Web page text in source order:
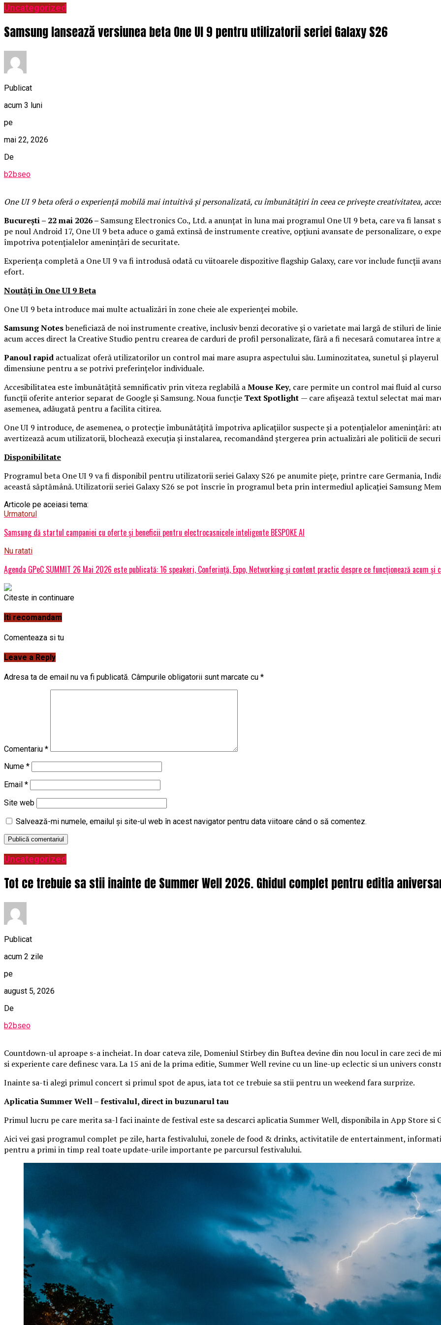
Uncategorized
Samsung lansează versiunea beta One UI 9 pentru utilizatorii seriei Galaxy S26
Publicat
acum 3 luni
pe
mai 22, 2026
De
b2bseo
One UI 9 beta oferă o experiență mobilă mai intuitivă și personalizată, cu îmbunătățiri în ceea ce privește creativitatea,
București – 22 mai 2026 – Samsung Electronics Co., Ltd. a anunțat în luna mai programul One UI 9 beta, care va fi lansat
pe noul Android 17, One UI 9 beta aduce o gamă extinsă de instrumente creative, opțiuni avansate de personalizare, o
împotriva potențialelor amenințări de securitate.
Experiența completă a One UI 9 va fi introdusă odată cu viitoarele dispozitive flagship Galaxy, care vor include funcții
efort.
Noutăți în One UI 9 Beta
One UI 9 beta introduce mai multe actualizări în zone cheie ale experienței mobile.
Samsung Notesbeneficiază de noi instrumente creative, inclusiv benzi decorative și o varietate mai largă de stiluri de
acum acces direct la Creative Studio pentru crearea de carduri de profil personalizate, fără a fi necesară comutarea între
Panoul rapid actualizat oferă utilizatorilor un control mai mare asupra aspectului său. Luminozitatea, sunetul și
dimensiune pentru a se potrivi preferințelor individuale.
Accesibilitatea este îmbunătățită semnificativ prin viteza reglabilă aMouse Key, care permite un control mai fluid al
funcții oferite anterior separat de Google și Samsung. Noua funcție Text Spotlight — care afișează textul selectat mai
asemenea, adăugată pentru a facilita citirea.
One UI 9 introduce, de asemenea, o protecție îmbunătățită împotriva aplicațiilor suspecte și a potențialelor amenințări:
avertizează acum utilizatorii, blochează execuția și instalarea, recomandând ștergerea prin actualizări ale politicii de
Disponibilitate
Programul beta One UI 9 va fi disponibil pentru utilizatorii seriei Galaxy S26 pe anumite piețe, printre care Germania,
această săptămână. Utilizatorii seriei Galaxy S26 se pot înscrie în programul beta prin intermediul aplicației Samsung
Articole pe aceiasi tema:
Urmatorul
Samsung dă startul campaniei cu oferte și beneficii pentru electrocasnicele inteligente BESPOKE AI
Nu ratati
Agenda GPeC SUMMIT 26 Mai 2026 este publicată: 16 speakeri, Conferință, Expo, Networking și content practic despre ce funcționează acum
Citeste in continuare
Iti recomandam
Comenteaza si tu
Leave a Reply
Adresa ta de email nu va fi publicată. Câmpurile obligatorii sunt marcate cu *
Comentariu *
Nume *
Email *
Site web
Salvează-mi numele, emailul și site-ul web în acest navigator pentru data viitoare când o să comentez.
Uncategorized
Tot ce trebuie sa stii inainte de Summer Well 2026. Ghidul complet pentru editia
Publicat
acum 2 zile
pe
august 5, 2026
De
b2bseo
Countdown-ul aproape s-a incheiat. In doar cateva zile, Domeniul Stirbey din Buftea devine din nou locul in care zeci de
si experiente care definesc vara. La 15 ani de la prima editie, Summer Well revine cu un line-up eclectic si un univers
Inainte sa-ti alegi primul concert si primul spot de apus, iata tot ce trebuie sa stii pentru un weekend fara surprize.
Aplicatia Summer Well– festivalul, direct in buzunarul tau
Primul lucru pe care merita sa-l faci inainte de festival este sa descarci aplicatia Summer Well, disponibila in App Store si
Aici vei gasi programul complet pe zile, harta festivalului, zonele de food & drinks, activitatile de entertainment,
pentru a primi in timp real toate update-urile importante pe parcursul festivalului.